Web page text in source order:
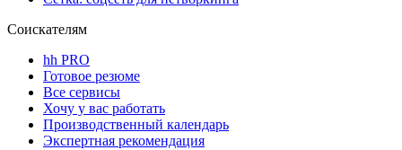
Соискателям
hh PRO
Готовое резюме
Все сервисы
Хочу у вас работать
Производственный календарь
Экспертная рекомендация